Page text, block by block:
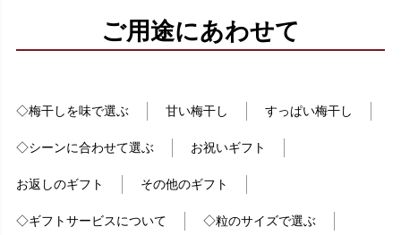
ご用途にあわせて
◇梅干しを味で選ぶ 甘い梅干し すっぱい梅干し
◇シーンに合わせて選ぶ お祝いギフト
お返しのギフト その他のギフト
◇ギフトサービスについて ◇粒のサイズで選ぶ